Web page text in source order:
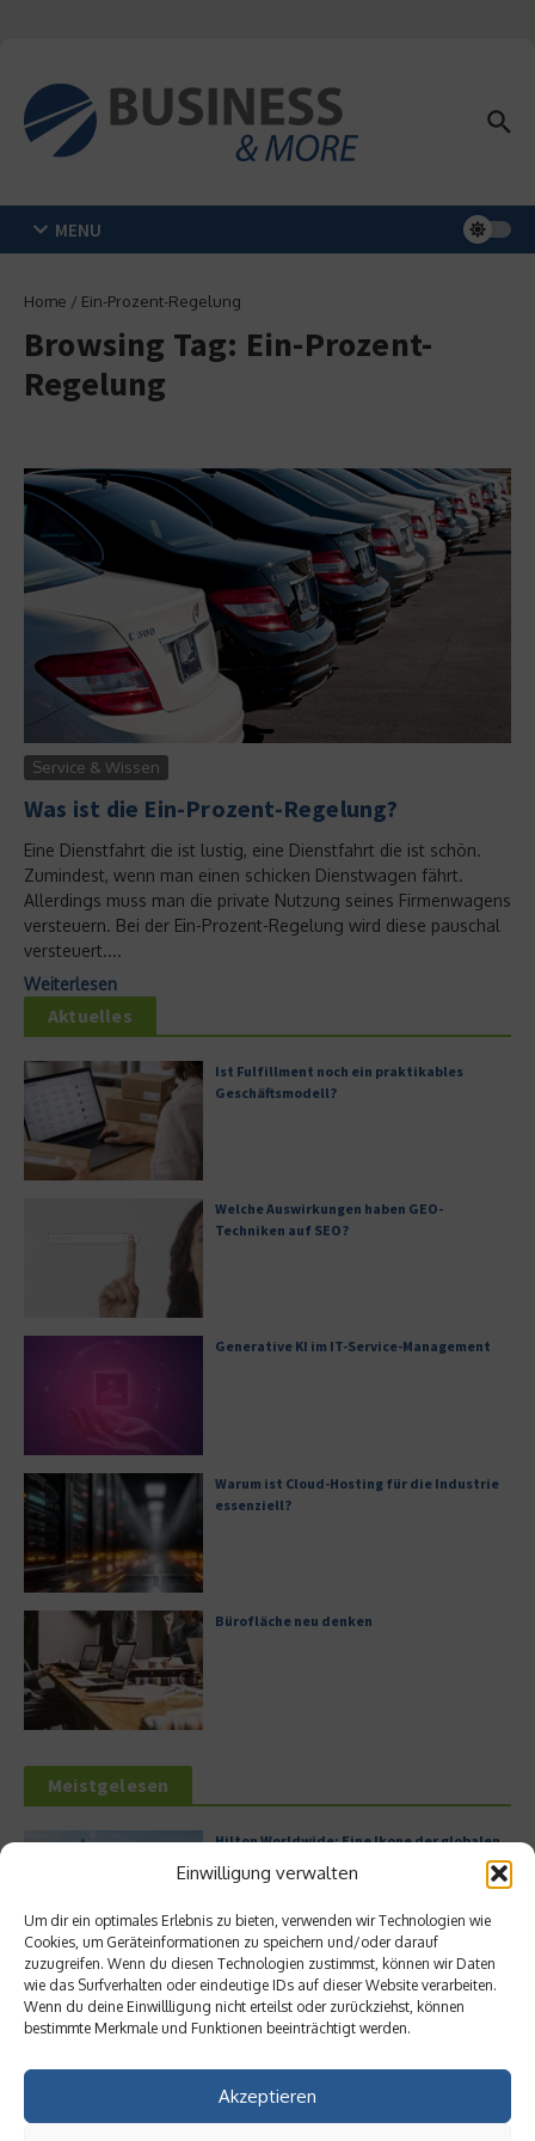
Einwilligung verwalten
Um dir ein optimales Erlebnis zu bieten, verwenden wir Technologien wie
Cookies, um Geräteinformationen zu speichern und/oder darauf
zuzugreifen. Wenn du diesen Technologien zustimmst, können wir Daten
wie das Surfverhalten oder eindeutige IDs auf dieser Website verarbeiten.
Wenn du deine Einwillligung nicht erteilst oder zurückziehst, können
bestimmte Merkmale und Funktionen beeinträchtigt werden.
Akzeptieren
MENU
Home / Ein-Prozent-Regelung
Browsing Tag: Ein-Prozent-
Regelung
Service & Wissen
Was ist die Ein-Prozent-Regelung?
Eine Dienstfahrt die ist lustig, eine Dienstfahrt die ist schön.
Zumindest, wenn man einen schicken Dienstwagen fährt.
Allerdings muss man die private Nutzung seines Firmenwagens
versteuern. Bei der Ein-Prozent-Regelung wird diese pauschal
versteuert....
Weiterlesen
Aktuelles
Ist Fulfillment noch ein praktikables
Geschäftsmodell?
Welche Auswirkungen haben GEO-
Techniken auf SEO?
Generative KI im IT-Service-Management
Warum ist Cloud-Hosting für die Industrie
essenziell?
Bürofläche neu denken
Meistgelesen
Hilton Worldwide: Eine Ikone der globalen
Leitfaden zur Eröffnung eines
Geschäftskontos für kleine Unternehmen